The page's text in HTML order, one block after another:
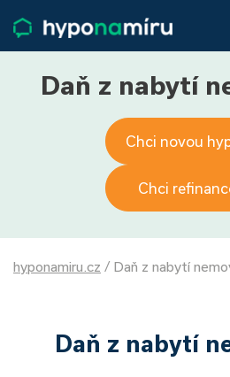
Životní pojištění
Pojištění nemovitosti
O nás
800 688 388
Přihlásit
Daň z nabytí
Chci novou
Chci
hyponamiru.cz / Daň z nabytí
Daň z nabytí